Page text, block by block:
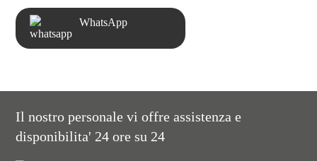
WhatsApp
Il nostro personale vi offre assistenza e
disponibilita' 24 ore su 24